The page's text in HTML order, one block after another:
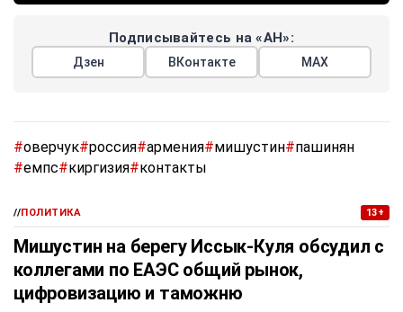
Подписывайтесь на «АН»:
Дзен ВКонтакте МАХ
#оверчук#россия#армения#мишустин#пашинян
#емпс#киргизия#контакты
//ПОЛИТИКА 13+
Мишустин на берегу Иссык-Куля обсудил с
коллегами по ЕАЭС общий рынок,
цифровизацию и таможню